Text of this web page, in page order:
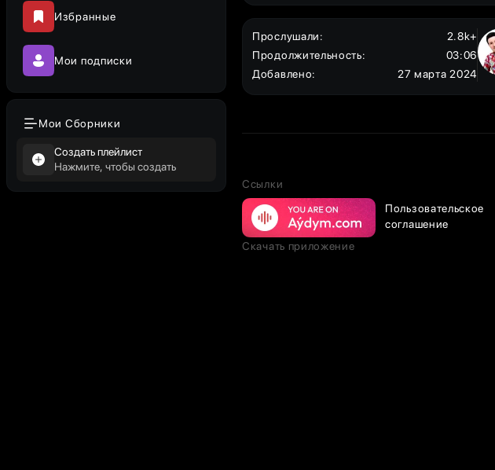
Избранные
Мои подписки
Мои Сборники
Создать плейлист
Нажмите, чтобы создать
Прослушали:
2.8k+
Продолжительность:
03:06
Добавлено: 27 марта 2024
Ссылки
Пользовательское
соглашение
Скачать приложение